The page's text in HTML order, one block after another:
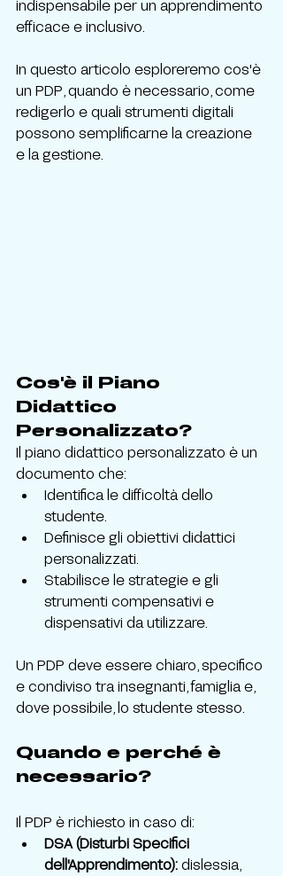
indispensabile per un apprendimento
efficace e inclusivo.
In questo articolo esploreremo cos'è
un PDP, quando è necessario, come
redigerlo e quali strumenti digitali
possono semplificarne la creazione
e la gestione.
Cos'è il Piano
Didattico
Personalizzato?
Il piano didattico personalizzato è un
documento che:
Identifica le difficoltà dello
studente.
Definisce gli obiettivi didattici
personalizzati.
Stabilisce le strategie e gli
strumenti compensativi e
dispensativi da utilizzare.
Un PDP deve essere chiaro, specifico
e condiviso tra insegnanti, famiglia e,
dove possibile, lo studente stesso.
Quando e perché è
necessario?
Il PDP è richiesto in caso di:
DSA (Disturbi Specifici
dell'Apprendimento): dislessia,